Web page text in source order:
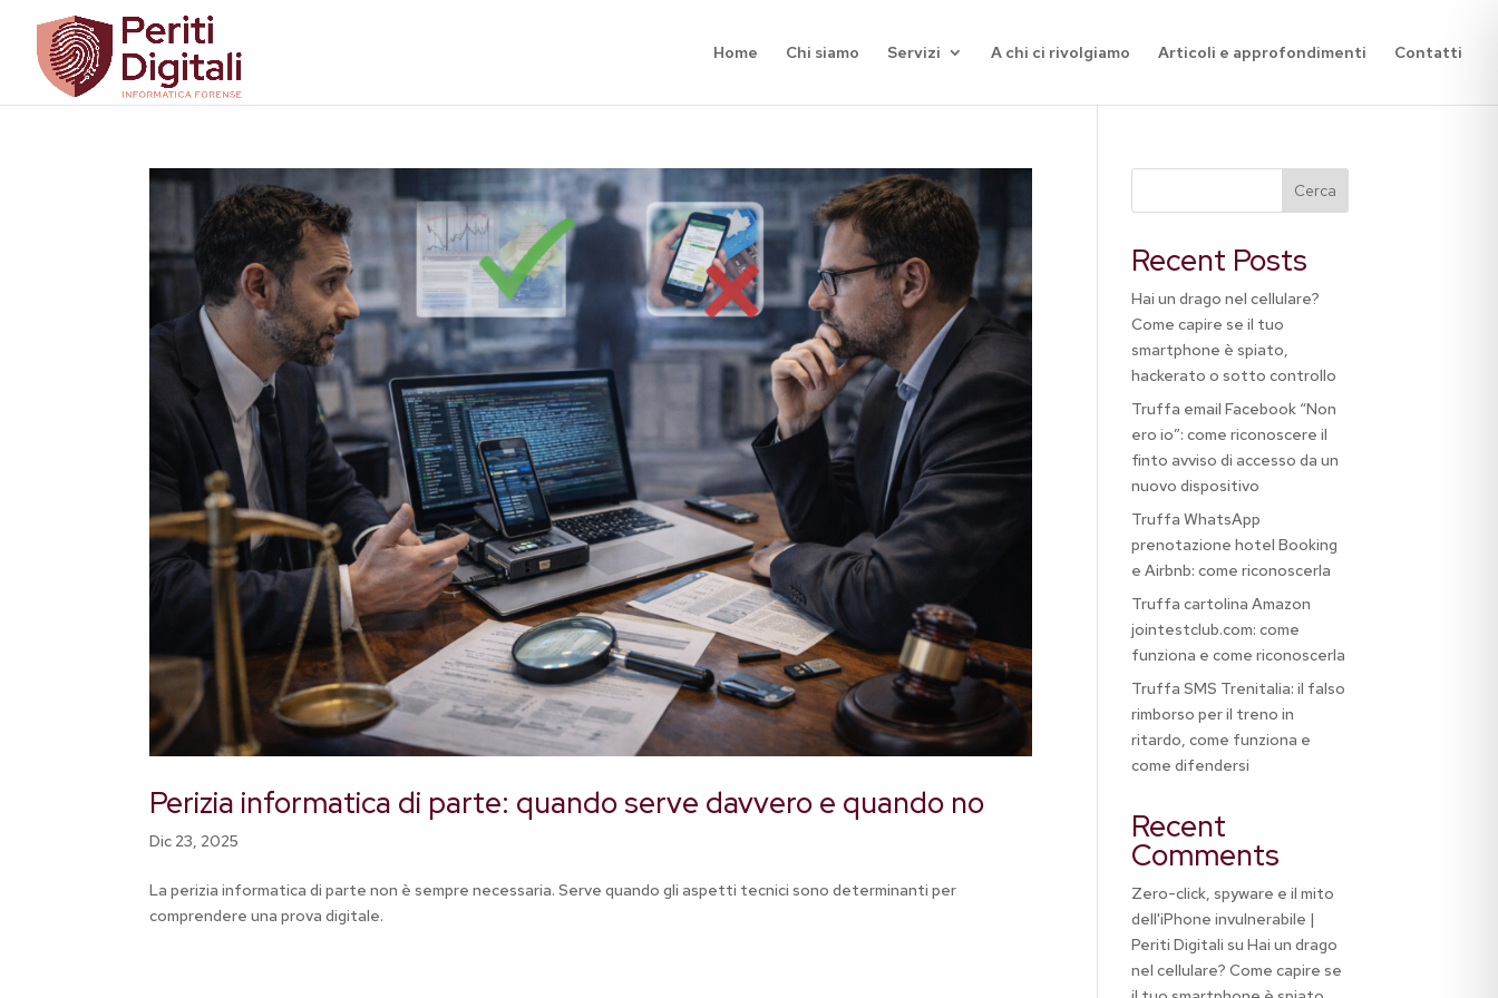
Home Chi siamo Servizi A chi ci rivolgiamo Articoli e approfondimenti Contatti
Perizia informatica di parte: quando serve davvero e quando no
Dic 23, 2025
La perizia informatica di parte non è sempre necessaria. Serve quando gli aspetti tecnici sono determinanti per
comprendere una prova digitale.
Cerca
Recent Posts
Hai un drago nel cellulare?
Come capire se il tuo
smartphone è spiato,
hackerato o sotto controllo
Truffa email Facebook “Non
ero io”: come riconoscere il
finto avviso di accesso da un
nuovo dispositivo
Truffa WhatsApp
prenotazione hotel Booking
e Airbnb: come riconoscerla
Truffa cartolina Amazon
jointestclub.com: come
funziona e come riconoscerla
Truffa SMS Trenitalia: il falso
rimborso per il treno in
ritardo, come funziona e
come difendersi
Recent
Comments
Zero-click, spyware e il mito
dell'iPhone invulnerabile |
Periti Digitali suHai un drago
nel cellulare? Come capire se